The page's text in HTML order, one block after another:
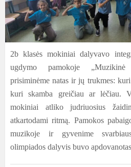
2b klasės mokiniai dalyvavo
ugdymo pamokoje „Muzikinė
prisiminėme natas ir jų trukmes:
kuri skamba greičiau ar lėčiau.
mokiniai atliko judriuosius
atkartodami ritmą. Pamokos
muzikoje ir gyvenime
olimpiados dalyvis buvo